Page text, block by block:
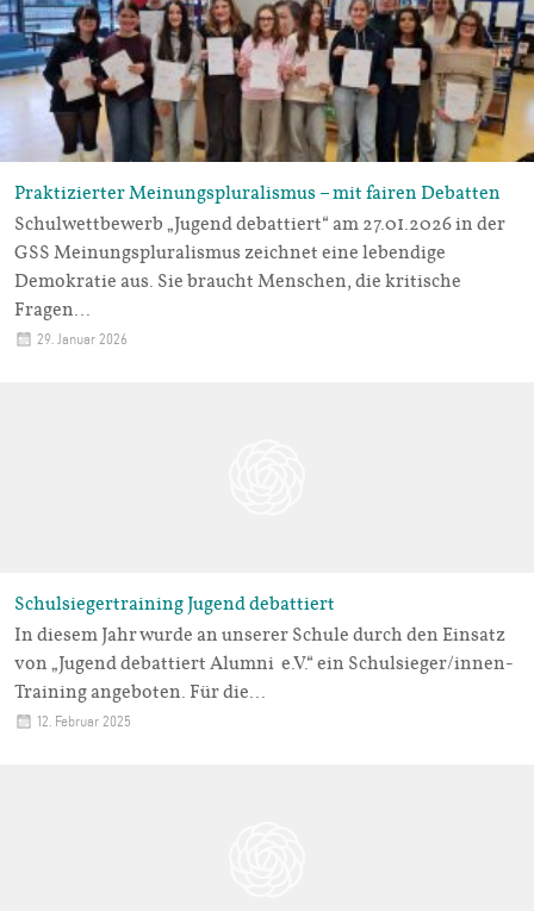
Praktizierter Meinungspluralismus – mit fairen Debatten
Schulwettbewerb „Jugend debattiert“ am 27.01.2026 in der
GSS Meinungspluralismus zeichnet eine lebendige
Demokratie aus. Sie braucht Menschen, die kritische
Fragen…
29. Januar 2026
Schulsiegertraining Jugend debattiert
In diesem Jahr wurde an unserer Schule durch den Einsatz
von „Jugend debattiert Alumni e.V.“ ein Schulsieger/innen-
Training angeboten. Für die…
12. Februar 2025